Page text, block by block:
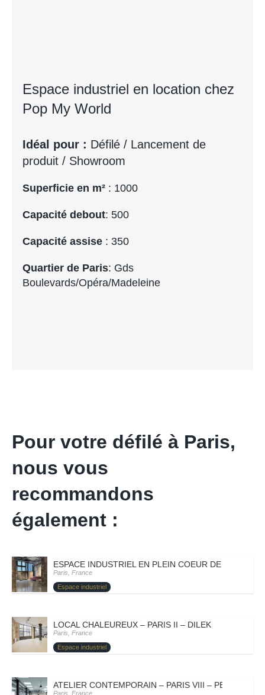
Espace industriel en location chez
Pop My World
Idéal pour : Défilé / Lancement de
produit / Showroom
Superficie en m² : 1000
Capacité debout: 500
Capacité assise : 350
Quartier de Paris: Gds
Boulevards/Opéra/Madeleine
Pour votre défilé à Paris,
nous vous
recommandons
également :
ESPACE INDUSTRIEL EN PLEIN COEUR DE PARIS –
Paris, France
Espace industriel
LOCAL CHALEUREUX – PARIS II – DILEK
Paris, France
Espace industriel
ATELIER CONTEMPORAIN – PARIS VIII – PETROVA
Paris, France